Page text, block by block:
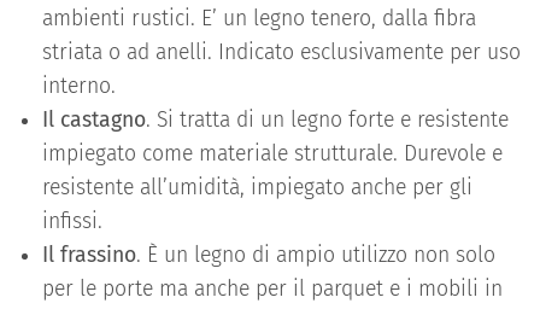
ambienti rustici. E’ un legno tenero, dalla fibra
striata o ad anelli. Indicato esclusivamente per uso
interno.
Il castagno. Si tratta di un legno forte e resistente
impiegato come materiale strutturale. Durevole e
resistente all’umidità, impiegato anche per gli
infissi.
Il frassino. È un legno di ampio utilizzo non solo
per le porte ma anche per il parquet e i mobili in